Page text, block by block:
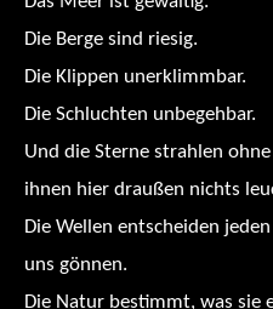
Die Berge sind riesig.
Die Klippen unerklimmbar.
Die Schluchten unbegehbar.
Und die Sterne strahlen
ihnen hier draußen nichts
Die Wellen entscheiden
uns gönnen.
Die Natur bestimmt, was sie